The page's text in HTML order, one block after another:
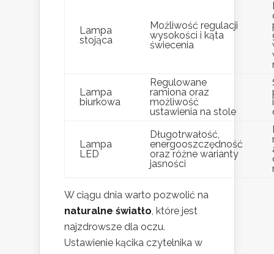
Lampa
stojąca
Możliwość regulacji
wysokości i kąta
świecenia
Lampa
biurkowa
Regulowane
ramiona oraz
możliwość
ustawienia na stole
Lampa
LED
Długotrwałość,
energooszczędność
oraz różne warianty
jasności
W ciągu dnia warto pozwolić na
naturalne światło, które jest
najzdrowsze dla oczu.
Ustawienie kącika czytelnika w